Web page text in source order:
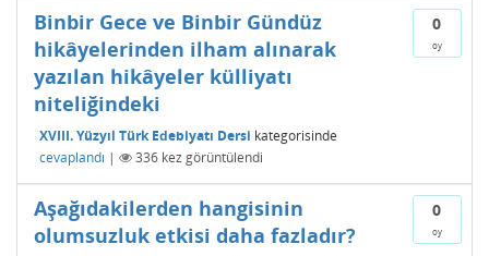
0
oy
Binbir Gece ve Binbir Gündüz
hikâyelerinden ilham alınarak
yazılan hikâyeler külliyatı
niteliğindeki
XVIII. Yüzyıl Türk Edebiyatı Dersi kategorisinde
cevaplandı | 336 kez görüntülendi
0
oy
Aşağıdakilerden hangisinin
olumsuzluk etkisi daha fazladır?